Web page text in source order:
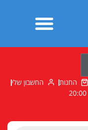
החנות
החשבון שלי